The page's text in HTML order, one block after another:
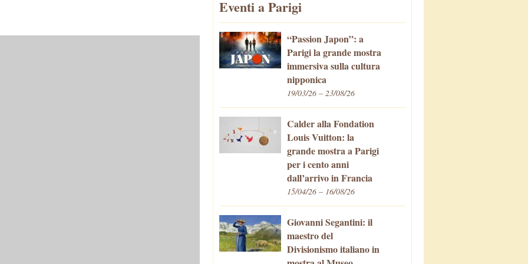
Eventi a Parigi
“Passion Japon”: a
Parigi la grande mostra
immersiva sulla cultura
nipponica
19/03/26 – 23/08/26
Calder alla Fondation
Louis Vuitton: la
grande mostra a Parigi
per i cento anni
dall’arrivo in Francia
15/04/26 – 16/08/26
Giovanni Segantini: il
maestro del
Divisionismo italiano in